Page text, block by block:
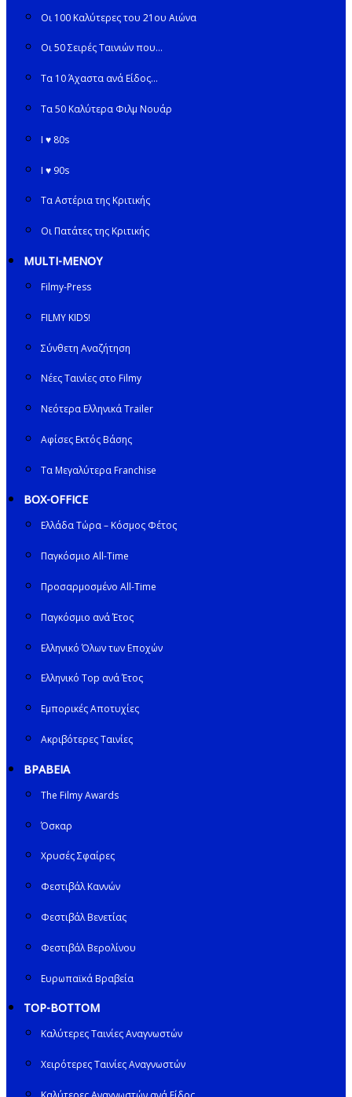
Οι 100 Καλύτερες του 21ου Αιώνα
Οι 50 Σειρές Ταινιών που…
Τα 10 Άχαστα ανά Είδος…
Τα 50 Καλύτερα Φιλμ Νουάρ
I ♥ 80s
I ♥ 90s
Τα Αστέρια της Κριτικής
Οι Πατάτες της Κριτικής
MULTI-ΜΕΝΟΥ
Filmy-Press
FILMY KIDS!
Σύνθετη Αναζήτηση
Νέες Ταινίες στο Filmy
Νεότερα Ελληνικά Trailer
Αφίσες Εκτός Βάσης
Τα Μεγαλύτερα Franchise
BOX-OFFICE
Ελλάδα Τώρα – Κόσμος Φέτος
Παγκόσμιο All-Time
Προσαρμοσμένο All-Time
Παγκόσμιο ανά Έτος
Ελληνικό Όλων των Εποχών
Ελληνικό Top ανά Έτος
Εμπορικές Αποτυχίες
Ακριβότερες Ταινίες
ΒΡΑΒΕΙΑ
The Filmy Awards
Όσκαρ
Χρυσές Σφαίρες
Φεστιβάλ Καννών
Φεστιβάλ Βενετίας
Φεστιβάλ Βερολίνου
Ευρωπαϊκά Βραβεία
TOP-BOTTOM
Καλύτερες Ταινίες Αναγνωστών
Χειρότερες Ταινίες Αναγνωστών